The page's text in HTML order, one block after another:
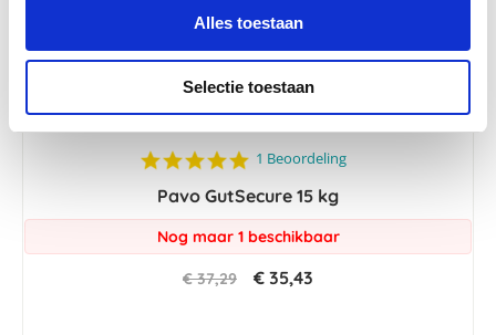
Alles toestaan
Selectie toestaan
5.0
rating
1 Beoordeling
Pavo GutSecure 15 kg
Nog maar 1 beschikbaar
€ 37,29 € 35,43